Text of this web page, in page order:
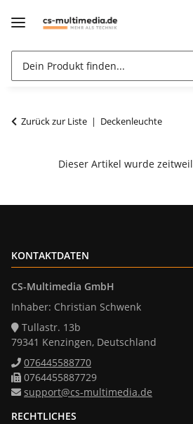
Zurück zur Liste Deckenleuchte
Dieser Artikel wurde
KONTAKTDATEN
CS-Multimedia GmbH
Inhaber: Christian Schwenk
Tullastr. 13b
79341 Kenzingen, Deutschland
076445588770
0764455887729
support@cs-multimedia.de
RECHTLICHES